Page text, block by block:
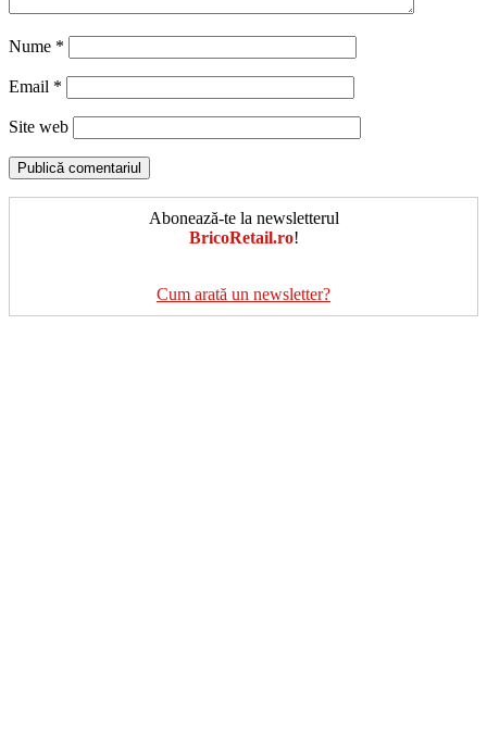
Nume *
Email *
Site web
Abonează-te la newsletterul
BricoRetail.ro!
Cum arată un newsletter?